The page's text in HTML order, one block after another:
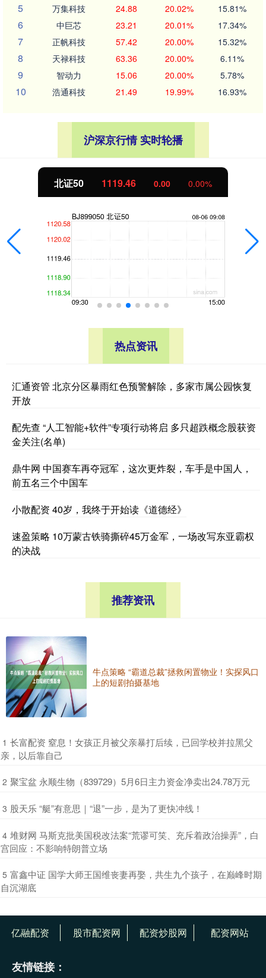
5 万集科技 24.88 20.02% 15.81%
6 中巨芯 23.21 20.01% 17.34%
7 正帆科技 57.42 20.00% 15.32%
8 天禄科技 63.36 20.00% 6.11%
9 智动力 15.06 20.00% 5.78%
10 浩通科技 21.49 19.99% 16.93%
沪深京行情 实时轮播
北证50 1119.46 0.00 0.00%
热点资讯
汇通资管 北京分区暴雨红色预警解除，多家市属公园恢复
开放
配先查 “人工智能+软件”专项行动将启 多只超跌概念股获资
金关注(名单)
鼎牛网 中国赛车再夺冠军，这次更炸裂，车手是中国人，
前五名三个中国车
小散配资 40岁，我终于开始读《道德经》
速盈策略 10万蒙古铁骑撕碎45万金军，一场改写东亚霸权
的决战
推荐资讯
牛点策略 “霸道总裁”拯救闲置物业！实探风口
上的短剧拍摄基地
1 ​长富配资 窒息！女孩正月被父亲暴打后续，已回学校并拉黑父
亲，以后靠自己
2 ​聚宝盆 永顺生物（839729）5月6日主力资金净卖出24.78万元
3 ​股天乐 “艇”有意思｜“退”一步，是为了更快冲线！
4 ​堆财网 马斯克批美国税改法案“荒谬可笑、充斥着政治操弄”，白
宫回应：不影响特朗普立场
5 ​富鑫中证 国学大师王国维丧妻再娶，共生九个孩子，在巅峰时期
自沉湖底
亿融配资 股市配资网 配资炒股网 配资网站
友情链接：